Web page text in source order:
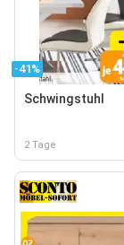
-41%
Schwingstuhl
2 Tage